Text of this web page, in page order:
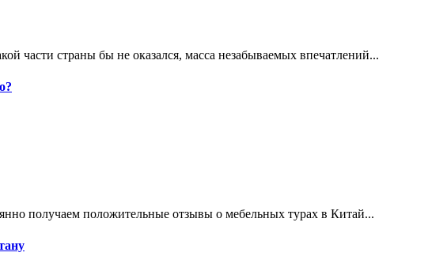
части страны бы не оказался, масса незабываемых впечатлений...
получаем положительные отзывы о мебельных турах в Китай...